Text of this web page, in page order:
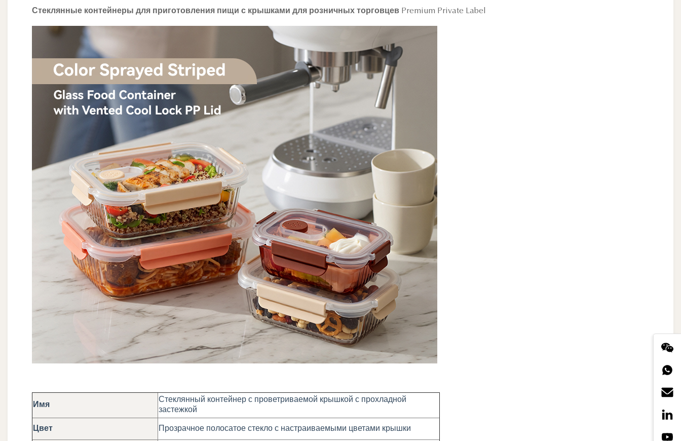
Стеклянные контейнеры для приготовления пищи с крышками для розничных торговцев Premium Private Label
Имя
Стеклянный контейнер с проветриваемой крышкой с прохладной
застежкой
Цвет Прозрачное полосатое стекло с настраиваемыми цветами крышки